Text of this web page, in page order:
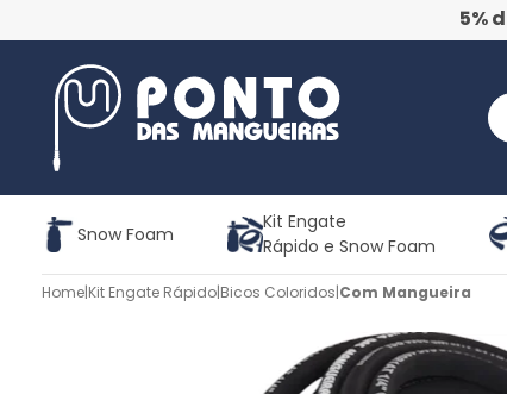
5%
Snow Foam
Kit Engate
Rápido e Snow Foam
Home|Kit Engate Rápido|Bicos Coloridos|Com Mangueira